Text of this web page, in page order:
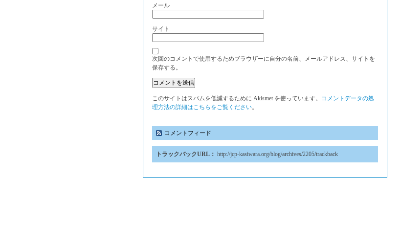
メール
サイト
次回のコメントで使用するためブラウザーに自分の名前、メールアドレス、サイトを
保存する。
このサイトはスパムを低減するために Akismet を使っています。 コメントデータの処
理方法の詳細はこちらをご覧ください。
コメントフィード
トラックバックURL： http://jcp-kasiwara.org/blog/archives/2205/trackback